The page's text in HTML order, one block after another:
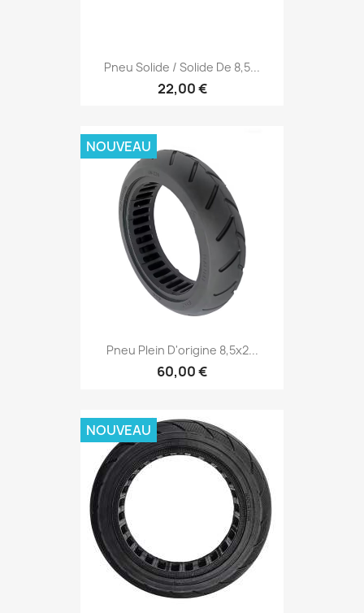
Pneu Solide / Solide De 8,5...
22,00 €
Pneu Plein D'origine 8,5x2...
60,00 €
NOUVEAU
NOUVEAU